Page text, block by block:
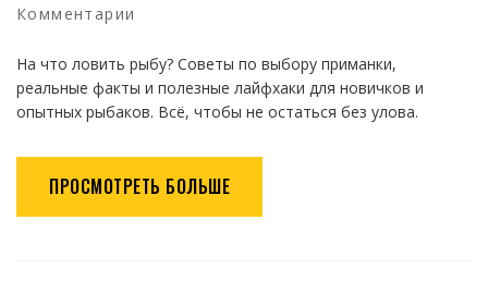
Комментарии
На что ловить рыбу? Советы по выбору приманки,
реальные факты и полезные лайфхаки для новичков и
опытных рыбаков. Всё, чтобы не остаться без улова.
ПРОСМОТРЕТЬ БОЛЬШЕ